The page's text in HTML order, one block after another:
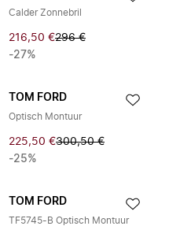
Calder Zonnebril
216,50 €296 €
-27%
TOM FORD
Optisch Montuur
225,50 €300,50 €
-25%
TOM FORD
TF5745-B Optisch Montuur